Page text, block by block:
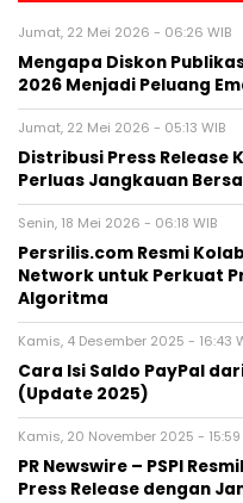
Jumat, 22 Mei 2026 - 06:26 WIB
Mengapa Diskon
2026 Menjadi Peluang
Jumat, 22 Mei 2026 - 05:13 WIB
Distribusi Press Release
Perluas Jangkauan
Senin, 18 Mei 2026 - 06:18 WIB
Persrilis.com Resmi
Network untuk Perkuat
Algoritma
Kamis, 4 Desember 2025 - 16:43
Cara Isi Saldo PayPal
(Update 2025)
Kamis, 20 November 2025 - 15:59
PR Newswire – PSPI
Press Release dengan